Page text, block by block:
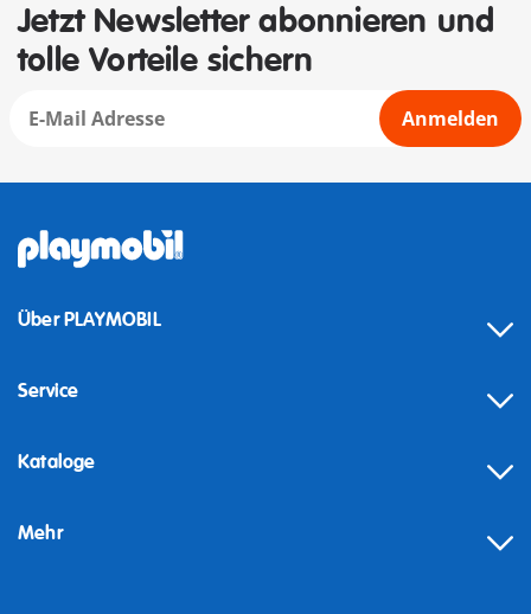
Jetzt Newsletter abonnieren und
tolle Vorteile sichern
Anmelden
Über PLAYMOBIL
Service
Kataloge
Mehr